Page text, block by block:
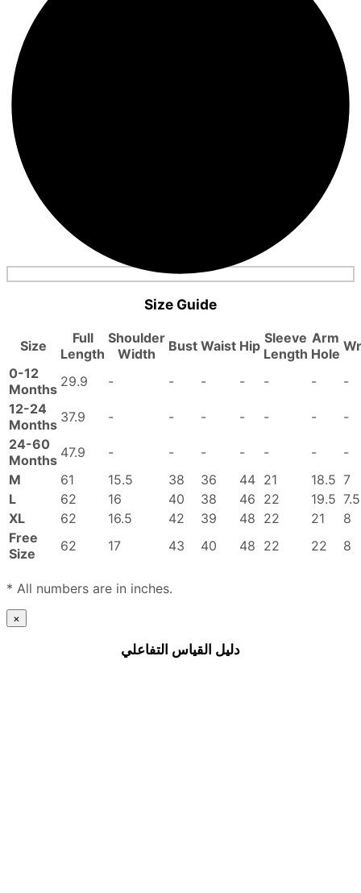
Size Guide
Size
Full
Length
Shoulder
Width
Bust Waist Hip Sleeve
Length
Arm
Hole
0-12
Months 29.9 - - - - - -
-
12-24
Months 37.9 - - - - - -
-
24-60
Months 47.9 - - - - - -
-
M
61 15.5 38 36 44 21 18.5 7
L
62 16 40 38 46 22 19.5 7.5
XL
62 16.5 42 39 48 22 21
8
Free
Size
62 17 43 40 48 22 22 8
* All numbers are in inches.
×
دليل القياس التفاعلي